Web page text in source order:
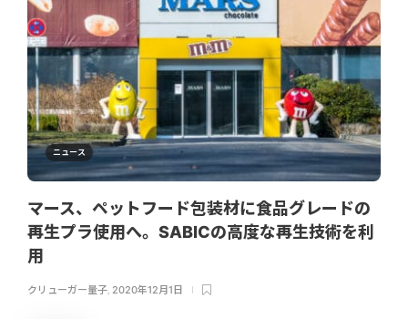
ニュース
マース、ペットフード包装材に食品グレードの
再生プラ使用へ。SABICの高度な再生技術を利
用
クリューガー量子, 2020年12月1日